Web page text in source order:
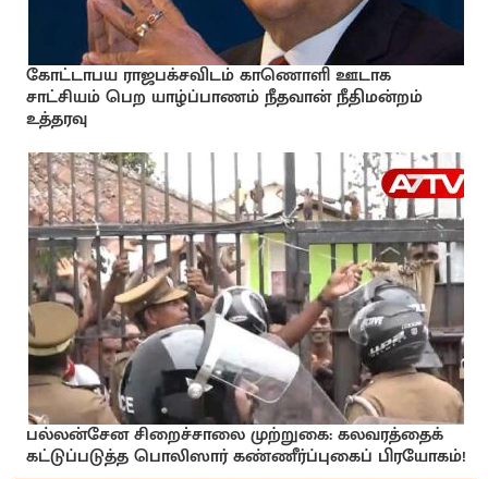
கோட்டாபய ராஜபக்சவிடம் காணொளி ஊடாக
சாட்சியம் பெற யாழ்ப்பாணம் நீதவான் நீதிமன்றம்
உத்தரவு
பல்லன்சேன சிறைச்சாலை முற்றுகை: கலவரத்தைக்
கட்டுப்படுத்த பொலிஸார் கண்ணீர்ப்புகைப் பிரயோகம்!